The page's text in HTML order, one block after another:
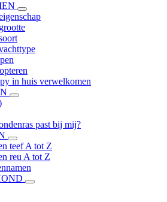
in huis verwelkomen
past bij mij?
teef A tot Z
reu A tot Z